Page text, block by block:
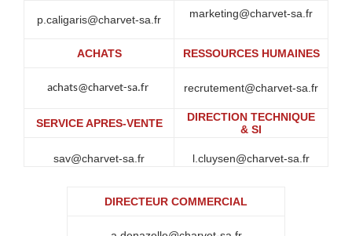
p.caligaris@charvet-sa.fr marketing@charvet-sa.fr
ACHATS RESSOURCES HUMAINES
achats@charvet-sa.fr recrutement@charvet-sa.fr
SERVICE APRES-VENTE
DIRECTION TECHNIQUE
& SI
sav@charvet-sa.fr l.cluysen@charvet-sa.fr
DIRECTEUR COMMERCIAL